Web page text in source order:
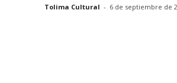
Tolima Cultural - 6 de septiembre de